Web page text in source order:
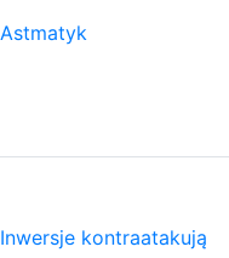
Astmatyk
Inwersje kontraatakują